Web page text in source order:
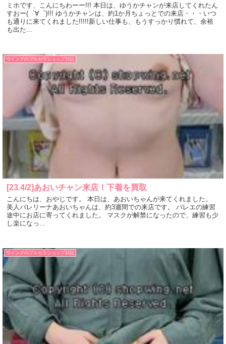
ミホです、こんにちわーー!!! 本日は、ゆうかチャンが来店してくれたん
すおー(゜∀゜)!!! ゆうかチャンは、約1か月ちょっとでの来店・・・いつ
も通りに来てくれました!!!!!新しい仕事も、もうすっかり慣れて、余裕
も出た...
ウイングのブルセラショップ日記
[23.4/2]あおいチャン来店！下着を買取
こんにちは、おやじです。 本日は、あおいちゃんが来てくれました。
美人バレリーナあおいちゃんは、約3週間での来店です。 バレエの練習
途中にお店に寄ってくれました。 マスクが解禁になったので、練習も少
し楽になっ...
ウイングのブルセラショップ日記